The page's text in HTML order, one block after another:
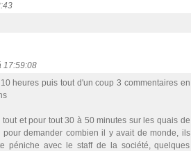
17:59:08
heures puis tout d'un coup 3 commentaires en
et pour tout 30 à 50 minutes sur les quais de
demander combien il y avait de monde, ils
péniche avec le staff de la société, quelques